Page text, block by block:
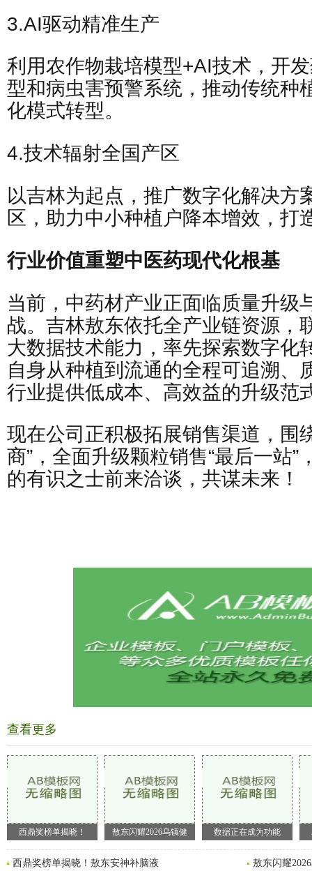
3.AI驱动精准生产
利用农作物栽培模型+AI技术，开
型和病虫害预警系统，推动传统种
化模式转型。
4.技术辐射全国产区
以吉林为起点，推广数字化解决方
区，助力中小种植户降本增效，打
行业价值重塑中医药现代化根基
当前，中药材产业正面临质量升级
战。吉林敖东依托全产业链资源，
大数据技术能力，率先探索数字化
自身从种植到流通的全程可追溯、
行业提供低成本、高效益的升级范
现在公司正积极拓展销售渠道，围
商”，全面升级颗粒销售“最后一站”
的有识之士前来洽谈，共谋未来！
查看更多
西鼎奖榜单揭晓！ 敖东闪耀2026乌镇健 数据正在成为功能
西鼎奖榜单揭晓！敖东安神补脑液 敖东闪耀